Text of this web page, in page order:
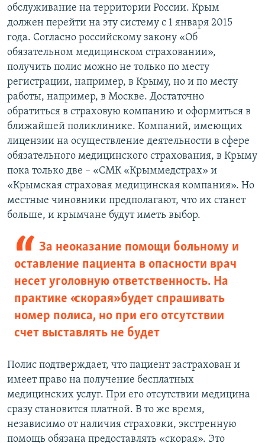
обслуживание на территории России. Крым
должен перейти на эту систему с 1 января 2015
года. Согласно российскому закону «Об
обязательном медицинском страховании»,
получить полис можно не только по месту
регистрации, например, в Крыму, но и по месту
работы, например, в Москве. Достаточно
обратиться в страховую компанию и оформиться в
ближайшей поликлинике. Компаний, имеющих
лицензии на осуществление деятельности в сфере
обязательного медицинского страхования, в Крыму
пока только две – «СМК «Крыммедстрах» и
«Крымская страховая медицинская компания». Но
местные чиновники предполагают, что их станет
больше, и крымчане будут иметь выбор.
За неоказание помощи больному и
оставление пациента в опасности врач
несет уголовную ответственность. На
практике «скорая» будет спрашивать
номер полиса, но при его отсутствии
счет выставлять не будет
Полис подтверждает, что пациент застрахован и
имеет право на получение бесплатных
медицинских услуг. При его отсутствии медицина
сразу становится платной. В то же время,
независимо от наличия страховки, экстренную
помощь обязана предоставлять «скорая». Это